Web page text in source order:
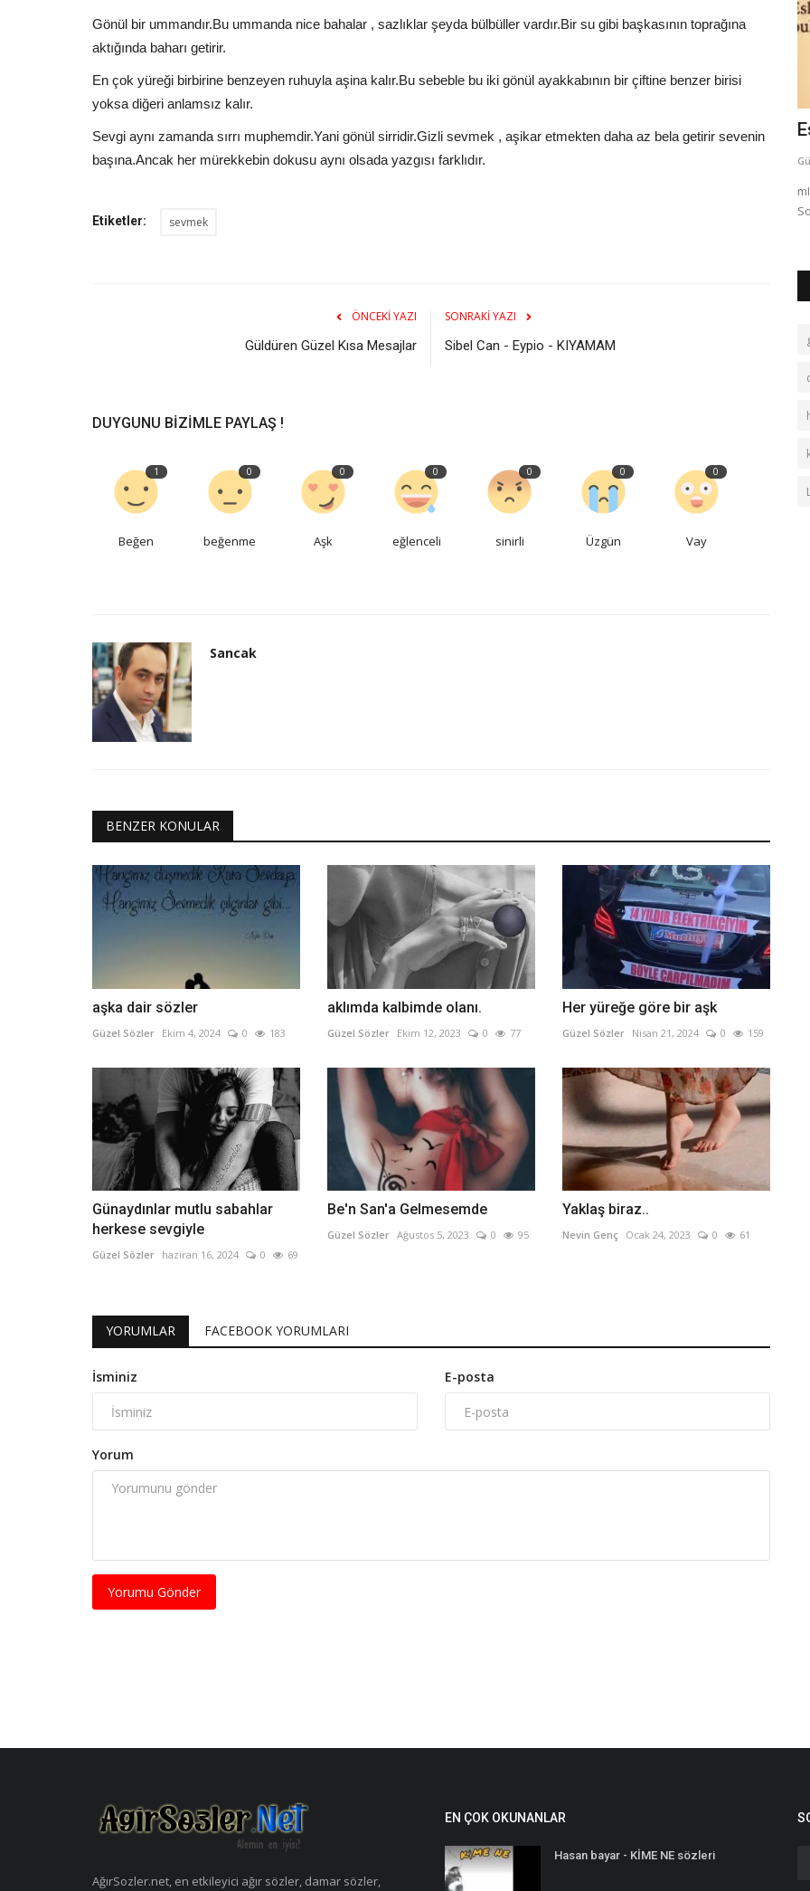
Gönül bir ummandır.Bu ummanda nice bahalar , sazlıklar şeyda bülbüller vardır.Bir su gibi başkasının toprağına
aktığında baharı getirir.
En çok yüreği birbirine benzeyen ruhuyla aşina kalır.Bu sebeble bu iki gönül ayakkabının bir çiftine benzer birisi
yoksa diğeri anlamsız kalır.
Sevgi aynı zamanda sırrı muphemdir.Yani gönül sirridir.Gizli sevmek , aşikar etmekten daha az bela getirir sevenin
başına.Ancak her mürekkebin dokusu aynı olsada yazgısı farklıdır.
Etiketler: sevmek
ÖNCEKI YAZI
Güldüren Güzel Kısa Mesajlar
SONRAKI YAZI
Sibel Can - Eypio - KIYAMAM
DUYGUNU BIZIMLE PAYLAŞ !
1
Beğen
0
beğenme
0
Aşk
0
eğlenceli
0
sinirli
0
Üzgün
0
Vay
Sancak
BENZER KONULAR
aşka dair sözler
Güzel Sözler Ekim 4, 2024 0 183
aklımda kalbimde olanı.
Güzel Sözler Ekim 12, 2023 0 77
Her yüreğe göre bir aşk
Güzel Sözler Nisan 21, 2024 0 159
Günaydınlar mutlu sabahlar
herkese sevgiyle
Güzel Sözler haziran 16, 2024 0 69
Be'n San'a Gelmesemde
Güzel Sözler Ağustos 5, 2023 0 95
Yaklaş biraz..
Nevin Genç Ocak 24, 2023 0 61
YORUMLAR FACEBOOK YORUMLARI
İsminiz E-posta
Yorum
Yorumu Gönder
Ne insan seçmesini bildim Ne de aşk
Güzel Sözler Aralık 5, 2024 0 914
Sibel Can - Eypio - KIYAMAM
Güzel Sözler
AğırSozler.net, en etkileyici ağır sözler, damar sözler,
EN ÇOK OKUNANLAR
Hasan bayar - KİME NE sözleri